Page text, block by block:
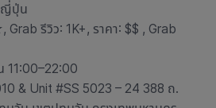
ญี่ปุ่น
รีวิว: 1K+, ราคา: $$ , Grab
11:00–22:00
& Unit #SS 5023 – 24 388 ถ.